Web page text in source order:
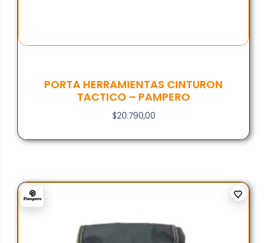
PORTA HERRAMIENTAS CINTURON
TACTICO – PAMPERO
$20.790,00